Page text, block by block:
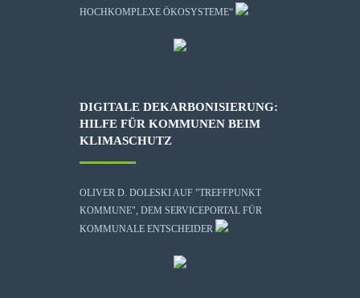
HOCHKOMPLEXE ÖKOSYSTEME“
DIGITALE DEKARBONISIERUNG:
HILFE FÜR KOMMUNEN BEIM
KLIMASCHUTZ
OLIVER D. DOLESKI AUF "TREFFPUNKT
KOMMUNE", DEM SERVICEPORTAL FÜR
KOMMUNALE ENTSCHEIDER